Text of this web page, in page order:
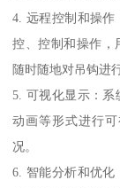
4. 远程控制和操
控、控制和操作，
随时随地对吊钩进
5. 可视化显示：系
动画等形式进行
况。
6. 智能分析和优